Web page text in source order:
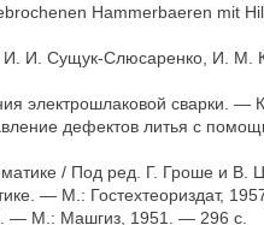
Hammerbaеren mit
/ И. И. Сущук-Слюсаренко, И.
электрошлаковой сварки. —
дефектов литья с
/ Под ред. Г. Гроше и
— М.: Гостехтеориздат,
— М.: Машгиз, 1951. — 296 с.